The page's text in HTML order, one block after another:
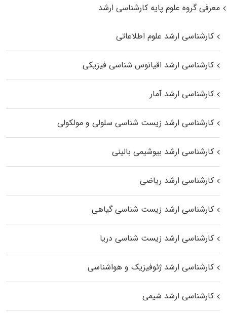
معرفی گروه علوم پایه کارشناسی ارشد
کارشناسی ارشد علوم اطلاعاتی
کارشناسی ارشد اقیانوس‌ شناسی فیزیکی
کارشناسی ارشد آمار
کارشناسی ارشد زیست شناسی سلولی و مولکولی
کارشناسی ارشد بیوشیمی بالینی
کارشناسی ارشد ریاضی
کارشناسی ارشد زیست‌ شناسی گیاهی
کارشناسی ارشد زیست‌ شناسی دریا
کارشناسی ارشد ژئوفیزیک و هواشناسی
کارشناسی ارشد شیمی